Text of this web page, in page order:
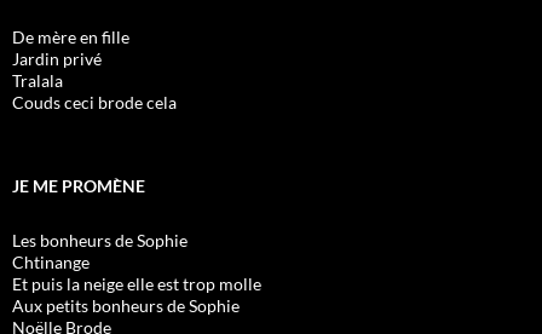
De mère en fille
Jardin privé
Tralala
Couds ceci brode cela
JE ME PROMÈNE
Les bonheurs de Sophie
Chtinange
Et puis la neige elle est trop molle
Aux petits bonheurs de Sophie
Noëlle Brode